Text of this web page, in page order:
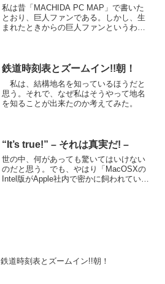
私は昔「MACHIDA PC MAP」で書いた
とおり、巨人ファンである。しかし、生
まれたときからの巨人ファンというわけ
鉄道時刻表とズームイン!!朝！
私は、結構地名を知っているほうだと
思う。それで、なぜ私はそうやって地名
を知ることが出来たのか考えてみた。
“It’s true!” – それは真実だ! –
世の中、何があっても驚いてはいけない
のだと思う。でも、やはり「MacOSXの
Intel版がApple社内で密かに飼われてい
鉄道時刻表とズームイン!!朝！